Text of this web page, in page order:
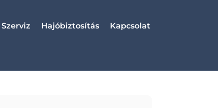
Szerviz Hajóbiztosítás Kapcsolat